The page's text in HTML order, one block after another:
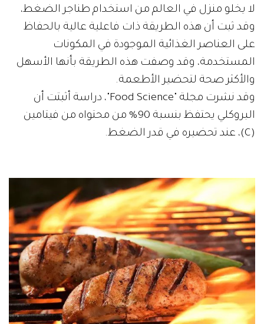
لا يخلو منزل في العالم من استخدام طناجر الضغط،
وقد ثبت أن هذه الطريقة ذات فاعلية عالية بالحفاظ
على العناصر الغذائية الموجودة في المكونات
المستخدمة، وقد وصفت هذه الطريقة بأنها الأسهل
والأكثر صحة لتحضير الأطعمة.
وقد نشرت مجلة "Food Science"، دراسة أثبتت أن
البروكلي يحتفظ بنسبة 90% من محتواه من فيتامين
(C)، عند تحضيره في قدر الضغط.